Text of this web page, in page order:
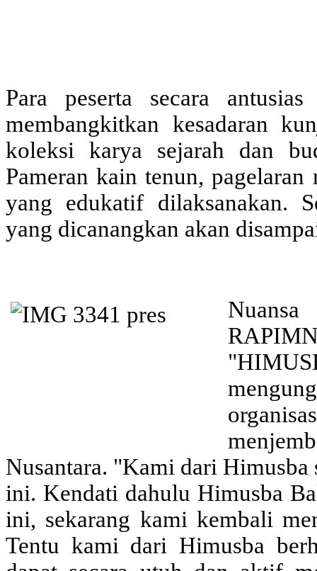
Para peserta secara
membangkitkan kesadaran
koleksi karya sejarah dan
Pameran kain tenun,
yang edukatif dilaksanakan.
yang dicanangkan akan
Nusantara. "Kami dari Himusba
ini. Kendati dahulu Himusba
ini, sekarang kami kembali
Tentu kami dari Himusba